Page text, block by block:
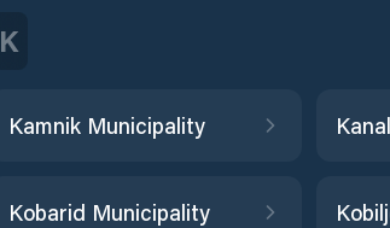
K
Kamnik Municipality
Kobarid Municipality